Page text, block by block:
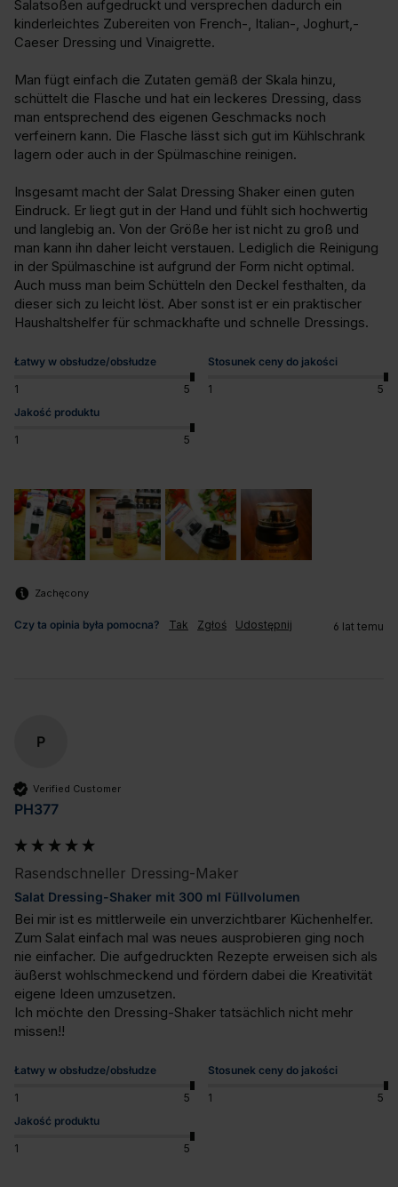
Salatsoßen aufgedruckt und versprechen dadurch ein
kinderleichtes Zubereiten von French-, Italian-, Joghurt,-
Caeser Dressing und Vinaigrette.
Man fügt einfach die Zutaten gemäß der Skala hinzu,
schüttelt die Flasche und hat ein leckeres Dressing, dass
man entsprechend des eigenen Geschmacks noch
verfeinern kann. Die Flasche lässt sich gut im Kühlschrank
lagern oder auch in der Spülmaschine reinigen.
Insgesamt macht der Salat Dressing Shaker einen guten
Eindruck. Er liegt gut in der Hand und fühlt sich hochwertig
und langlebig an. Von der Größe her ist nicht zu groß und
man kann ihn daher leicht verstauen. Lediglich die Reinigung
in der Spülmaschine ist aufgrund der Form nicht optimal.
Auch muss man beim Schütteln den Deckel festhalten, da
dieser sich zu leicht löst. Aber sonst ist er ein praktischer
Haushaltshelfer für schmackhafte und schnelle Dressings.
Łatwy w obsłudze/obsłudze
1 5
Stosunek ceny do jakości
1
5
Jakość produktu
1 5
Zachęcony
Czy ta opinia była pomocna? Tak Zgłoś Udostępnij 6 lat temu
P
Verified Customer
PH377
Rasendschneller Dressing-Maker
Salat Dressing-Shaker mit 300 ml Füllvolumen
Bei mir ist es mittlerweile ein unverzichtbarer Küchenhelfer.
Zum Salat einfach mal was neues ausprobieren ging noch
nie einfacher. Die aufgedruckten Rezepte erweisen sich als
äußerst wohlschmeckend und fördern dabei die Kreativität
eigene Ideen umzusetzen.
Ich möchte den Dressing-Shaker tatsächlich nicht mehr
missen!!
Łatwy w obsłudze/obsłudze
1 5
Stosunek ceny do jakości
1
5
Jakość produktu
1 5